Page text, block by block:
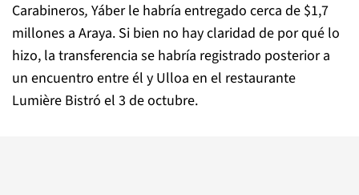
Carabineros, Yáber le habría entregado cerca de $1,7
millones a Araya. Si bien no hay claridad de por qué lo
hizo, la transferencia se habría registrado posterior a
un encuentro entre él y Ulloa en el restaurante
Lumière Bistró el 3 de octubre.